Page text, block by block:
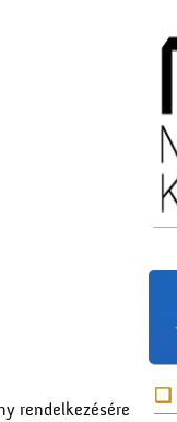
rendelkezésére